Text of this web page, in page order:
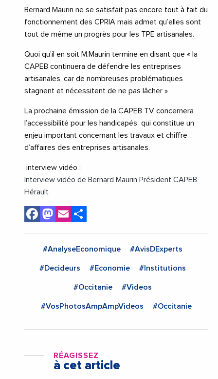
Bernard Maurin ne se satisfait pas encore tout à fait du
fonctionnement des CPRIA mais admet qu’elles sont
tout de même un progrès pour les TPE artisanales.
Quoi qu’il en soit M.Maurin termine en disant que « la
CAPEB continuera de défendre les entreprises
artisanales, car de nombreuses problématiques
stagnent et nécessitent de ne pas lâcher »
La prochaine émission de la CAPEB TV concernera
l’accessibilité pour les handicapés qui constitue un
enjeu important concernant les travaux et chiffre
d’affaires des entreprises artisanales.
interview vidéo :
Interview vidéo de Bernard Maurin Président CAPEB
Hérault
Facebook
Mastodon
Email
#AnalyseEconomique #AvisDExperts
#Decideurs #Economie #Institutions
#Occitanie #Videos
#VosPhotosAmpAmpVideos #Occitanie
RÉAGISSEZ
à cet article